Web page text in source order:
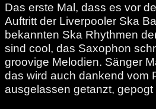
Das erste Mal, dass es vor
Auftritt der Liverpooler Ska
bekannten Ska Rhythmen
sind cool, das Saxophon
groovige Melodien. Sänger
das wird auch dankend vom
ausgelassen getanzt,